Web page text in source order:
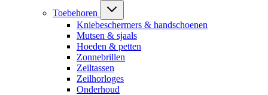
Toebehoren
Kniebeschermers & handschoenen
Mutsen & sjaals
Hoeden & petten
Zonnebrillen
Zeiltassen
Zeilhorloges
Onderhoud